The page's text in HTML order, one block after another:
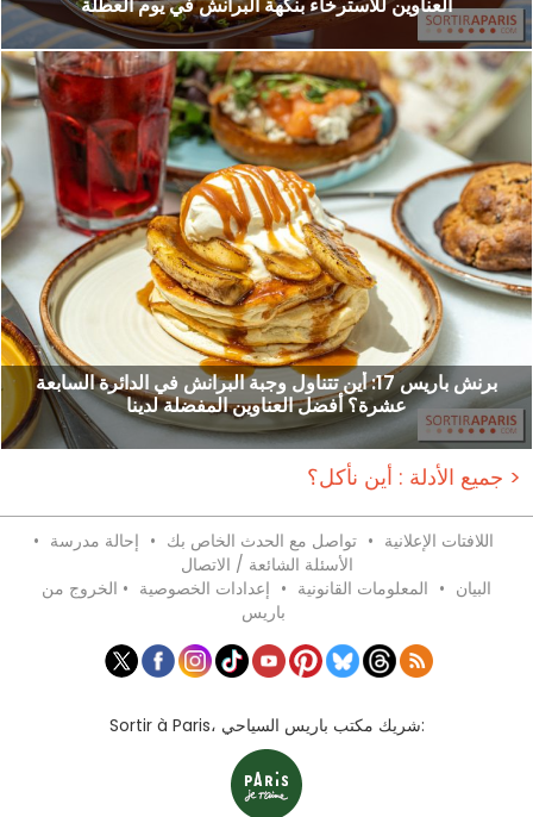
برنش باريس 17: أين تتناول وجبة البرانش في الدائرة السابعة
عشرة؟ أفضل العناوين المفضلة لدينا
جميع الأدلة : أين نأكل؟ >
اللافتات الإعلانية • تواصل مع الحدث الخاص بك • إحالة مدرسة •
الأسئلة الشائعة / الاتصال
البيان • المعلومات القانونية • إعدادات الخصوصية • الخروج من
باريس
Sortir à Paris، شريك مكتب باريس السياحي: